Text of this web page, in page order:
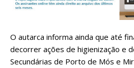
O autarca informa ainda que até
decorrer ações de higienização e
Secundárias de Porto de Mós e